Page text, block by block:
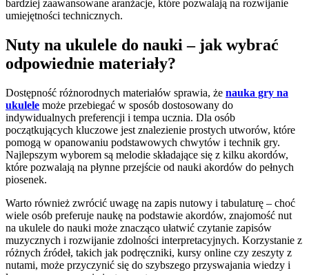
bardziej zaawansowane aranżacje, które pozwalają na rozwijanie
umiejętności technicznych.
Nuty na ukulele do nauki – jak wybrać
odpowiednie materiały?
Dostępność różnorodnych materiałów sprawia, że nauka gry na
ukulele może przebiegać w sposób dostosowany do
indywidualnych preferencji i tempa ucznia. Dla osób
początkujących kluczowe jest znalezienie prostych utworów, które
pomogą w opanowaniu podstawowych chwytów i technik gry.
Najlepszym wyborem są melodie składające się z kilku akordów,
które pozwalają na płynne przejście od nauki akordów do pełnych
piosenek.
Warto również zwrócić uwagę na zapis nutowy i tabulaturę – choć
wiele osób preferuje naukę na podstawie akordów, znajomość nut
na ukulele do nauki może znacząco ułatwić czytanie zapisów
muzycznych i rozwijanie zdolności interpretacyjnych. Korzystanie z
różnych źródeł, takich jak podręczniki, kursy online czy zeszyty z
nutami, może przyczynić się do szybszego przyswajania wiedzy i